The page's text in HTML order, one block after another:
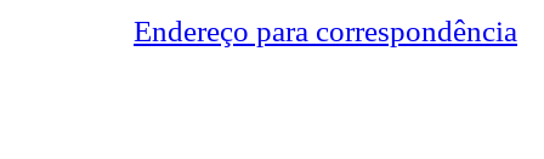
Endereço para correspondência